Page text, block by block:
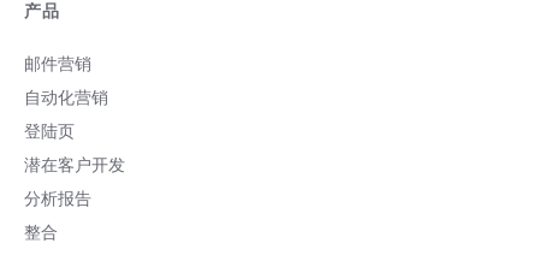
产品
邮件营销
自动化营销
登陆页
潜在客户开发
分析报告
整合